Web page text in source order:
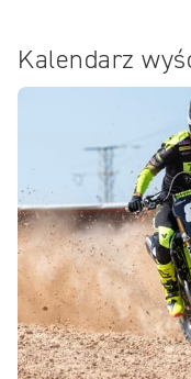
Kalendarz